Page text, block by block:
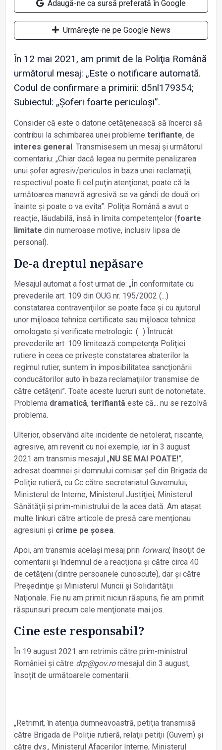
Adaugă-ne ca sursă preferată în Google
Urmărește-ne pe Google News
În 12 mai 2021, am primit de la Poliţia Română
următorul mesaj: „Este o notificare automată.
Codul de confirmare a primirii: d5nl179354;
Subiectul: „Șoferi foarte periculoși”.
Consider că este o datorie cetăţenească să încerci să
contribui la schimbarea unei probleme terifiante, de
interes general. Transmisesem un mesaj și următorul
comentariu: „Chiar dacă legea nu permite penalizarea
unui șofer agresiv/periculos în baza unei reclamaţii,
respectivul poate fi cel puţin atenţionat; poate că la
următoarea manevră agresivă se va gândi de două ori
înainte și poate o va evita”. Poliţia Română a avut o
reacţie, lăudabilă, însă în limita competenţelor (foarte
limitate din numeroase motive, inclusiv lipsa de
personal).
De-a dreptul nepăsare
Mesajul automat a fost urmat de: „În conformitate cu
prevederile art. 109 din OUG nr. 195/2002 (...)
constatarea contravenţiilor se poate face și cu ajutorul
unor mijloace tehnice certificate sau mijloace tehnice
omologate și verificate metrologic. (...) Întrucât
prevederile art. 109 limitează competenţa Poliţiei
rutiere în ceea ce privește constatarea abaterilor la
regimul rutier, suntem în imposibilitatea sancţionării
conducătorilor auto în baza reclamaţiilor transmise de
către cetăţeni”. Toate aceste lucruri sunt de notorietate.
Problema dramatică, terifiantă este că... nu se rezolvă
problema.
Ulterior, observând alte incidente de netolerat, riscante,
agresive, am revenit cu noi exemple, iar în 3 august
2021 am transmis mesajul „NU SE MAI POATE!”,
adresat doamnei și domnului comisar șef din Brigada de
Poliţie rutieră, cu Cc către secretariatul Guvernului,
Ministerul de Interne, Ministerul Justiţiei, Ministerul
Sănătăţii și prim-ministrului de la acea dată. Am atașat
multe linkuri către articole de presă care menţionau
agresiuni și crime pe șosea.
Apoi, am transmis același mesaj prin forward, însoţit de
comentarii și îndemnul de a reacţiona și către circa 40
de cetăţeni (dintre persoanele cunoscute), dar și către
Președinţie și Ministerul Muncii și Solidarităţii
Naţionale. Fie nu am primit niciun răspuns, fie am primit
răspunsuri precum cele menţionate mai jos.
Cine este responsabil?
În 19 august 2021 am retrimis către prim-ministrul
României și către drp@gov.romesajul din 3 august,
însoţit de următoarele comentarii:
„Retrimit, în atenţia dumneavoastră, petiţia transmisă
către Brigada de Poliţie rutieră, relaţii petiţii (Guvern) și
către dvs., Ministerul Afacerilor Interne, Ministerul